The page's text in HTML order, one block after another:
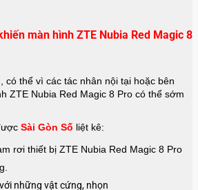
màn hình ZTE Nubia Red Magic 8
có thể vì các tác nhân nội tại hoặc bên
ZTE Nubia Red Magic 8 Pro có thể sớm
Sài Gòn Số liệt kê:
rơi thiết bị ZTE Nubia Red Magic 8 Pro
những vật cứng, nhọn